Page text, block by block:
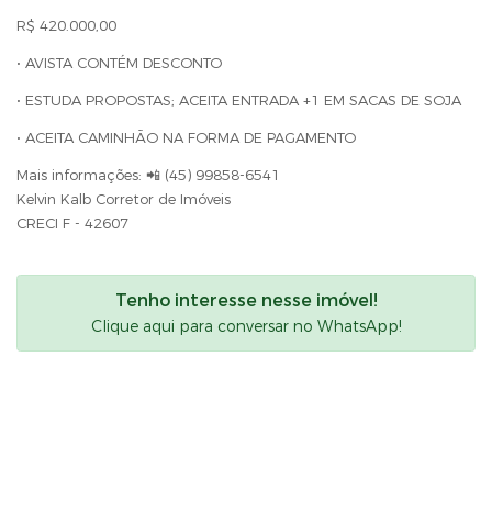
R$ 420.000,00
• AVISTA CONTÉM DESCONTO
• ESTUDA PROPOSTAS; ACEITA ENTRADA +1 EM SACAS DE SOJA
• ACEITA CAMINHÃO NA FORMA DE PAGAMENTO
Mais informações: 📲 (45) 99858-6541
Kelvin Kalb Corretor de Imóveis
CRECI F - 42607
Tenho interesse nesse imóvel!
Clique aqui para conversar no WhatsApp!